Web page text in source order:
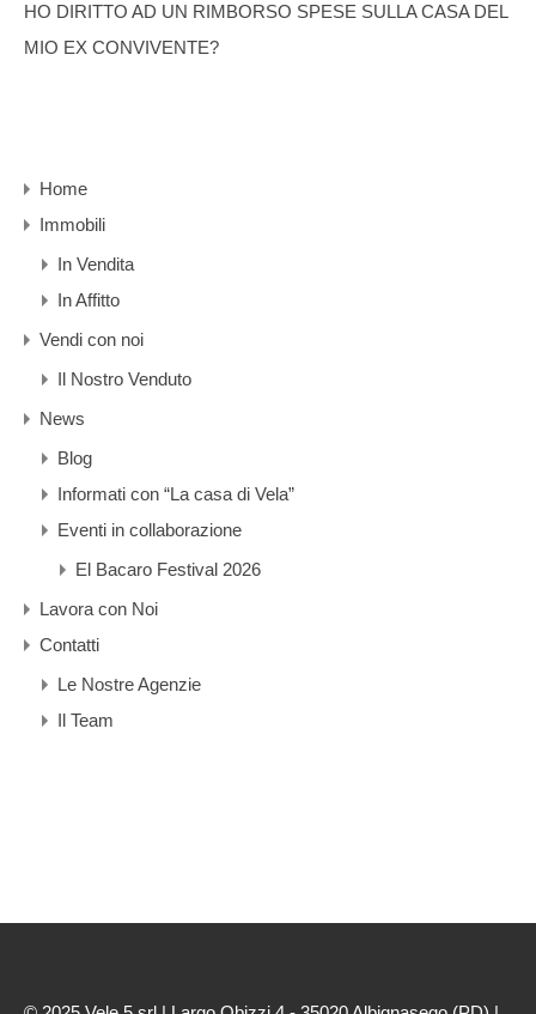
HO DIRITTO AD UN RIMBORSO SPESE SULLA CASA DEL
MIO EX CONVIVENTE?
Home
Immobili
In Vendita
In Affitto
Vendi con noi
Il Nostro Venduto
News
Blog
Informati con “La casa di Vela”
Eventi in collaborazione
El Bacaro Festival 2026
Lavora con Noi
Contatti
Le Nostre Agenzie
Il Team